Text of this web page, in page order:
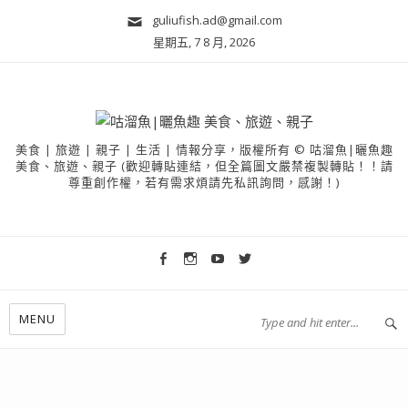
guliufish.ad@gmail.com
星期五, 7 8 月, 2026
美食 | 旅遊 | 親子 | 生活 | 情報分享，版權所有 © 咕溜魚|曬魚趣
美食、旅遊、親子 (歡迎轉貼連結，但全篇圖文嚴禁複製轉貼！！請
尊重創作權，若有需求煩請先私訊詢問，感謝！)
MENU